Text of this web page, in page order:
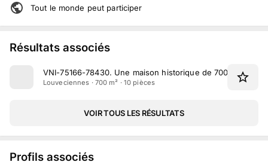
Tout le monde peut participer
Résultats associés
VNI-75166-78430. Une maison historique de 700 m²
Louveciennes · 700 m² · 10 pièces
VOIR TOUS LES RÉSULTATS
Profils associés